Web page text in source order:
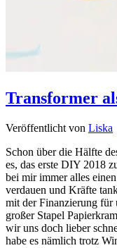
Transformer
Veröffentlicht von Liska
Schon über die Hälfte
es, das erste DIY 2018
bei mir immer alles
verdauen und Kräfte
mit der Finanzierung für
großer Stapel
wir uns doch lieber
habe es nämlich trotz